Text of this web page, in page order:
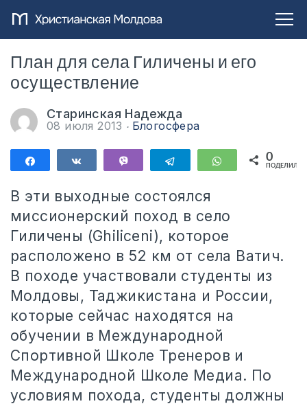
План для села Гиличены и его
осуществление
Старинская Надежда
08 июля 2013 Блогосфера
ПоделитьсяПоделиться Telegram WhatsApp
0
В эти выходные состоялся
миссионерский поход в село
Гиличены (Ghiliceni), которое
расположено в 52 км от села Ватич.
В походе участвовали студенты из
Молдовы, Таджикистана и России,
которые сейчас находятся на
обучении в Международной
Спортивной Школе Тренеров и
Международной Школе Медиа. По
условиям похода, студенты должны